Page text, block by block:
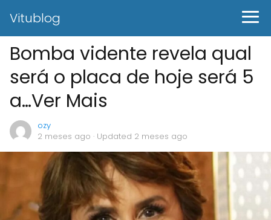
Vitublog
Bomba vidente revela qual
será o placa de hoje será 5
a…Ver Mais
ozy
2 meses ago · Updated 2 meses ago